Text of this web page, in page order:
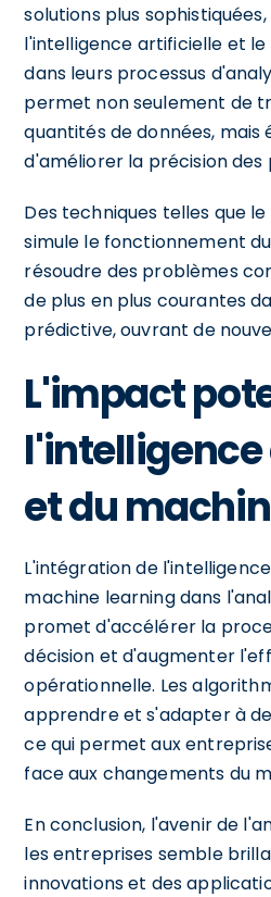
solutions plus
l'intelligence artificielle et
dans leurs processus
permet non seulement de
quantités de données, mais
d'améliorer la précision des
Des techniques telles que
simule le fonctionnement
résoudre des problèmes
de plus en plus courantes
prédictive, ouvrant de
L'impact
et du
L'intégration de
machine learning dans
promet d'accélérer la
décision et d'augmenter
opérationnelle. Les
apprendre et s'adapter à
ce qui permet aux
face aux changements du
En conclusion, l'avenir de
les entreprises semble
innovations et des